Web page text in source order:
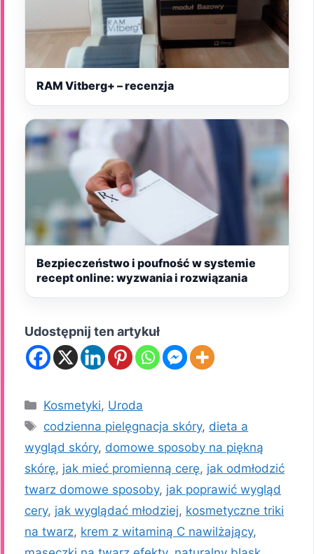
RAM Vitberg+ – recenzja
Bezpieczeństwo i poufność w systemie
recept online: wyzwania i rozwiązania
Udostępnij ten artykuł
Kategorie
Kosmetyki, Uroda
Tagi
codzienna pielęgnacja skóry, dieta a
wygląd skóry, domowe sposoby na piękną
skórę, jak mieć promienną cerę, jak odmłodzić
twarz domowe sposoby, jak poprawić wygląd
cery, jak wyglądać młodziej, kosmetyczne triki
na twarz, krem z witaminą C nawilżający,